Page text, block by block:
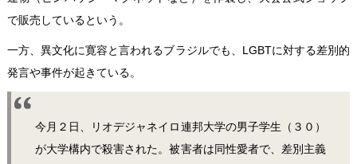
で販売しているという。
一方、異文化に寛容と言われるブラジルでも、LGBTに対する差別的
発言や事件が起きている。
今月２日、リオデジャネイロ連邦大学の男子学生（３０）
が大学構内で殺害された。被害者は同性愛者で、差別主義